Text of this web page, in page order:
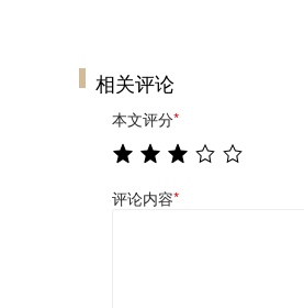
相关评论
本文评分*
评论内容*